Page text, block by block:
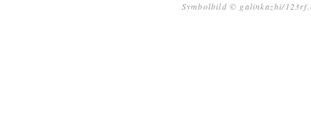
Symbolbild © galinkazhi/